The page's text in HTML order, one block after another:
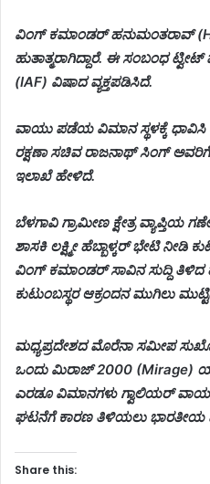
ವಿಂಗ್ ಕಮಾಂಡರ್‌ ಹನುಮಂತರಾವ್
ಹುತಾತ್ಮರಾಗಿದ್ದಾರೆ. ಈ ಸಂಬಂಧ
(IAF) ವಿಷಾದ ವ್ಯಕ್ತಪಡಿಸಿದೆ.
ವಾಯು ಪಡೆಯ ವಿಮಾನ ಸ್ಥಳಕ್ಕೆ ಧಾವಿಸಿ
ರಕ್ಷಣಾ ಸಚಿವ ರಾಜನಾಥ್‌ ಸಿಂಗ್‌
ಇಲಾಖೆ ಹೇಳಿದೆ.
ಬೆಳಗಾವಿ ಗ್ರಾಮೀಣ ಕ್ಷೇತ್ರ ವ್ಯಾಪ್ತಿಯ
ಶಾಸಕಿ ಲಕ್ಷ್ಮೀ ಹೆಬ್ಬಾಳ್ಕರ್ ಭೇಟಿ ನೀಡಿ
ವಿಂಗ್ ಕಮಾಂಡರ್ ಸಾವಿನ‌ ಸುದ್ದಿ
ಕುಟುಂಬಸ್ಥರ ಆಕ್ರಂದನ ಮುಗಿಲು
ಮಧ್ಯಪ್ರದೇಶದ ಮೊರೆನಾ ಸಮೀಪ
ಒಂದು ಮಿರಾಜ್‌ 2000 (Mirage)
ಎರಡೂ ವಿಮಾನಗಳು ಗ್ವಾಲಿಯರ್‌
ಘಟನೆಗೆ ಕಾರಣ ತಿಳಿಯಲು
Share this: